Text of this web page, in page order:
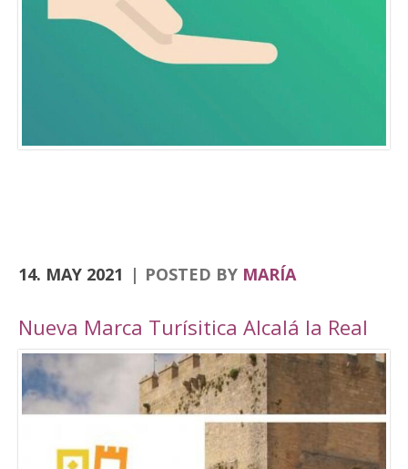
o el yacimiento de Domus Herculana, entre
otros. Incorpora la visita y entrada a la
Fortaleza de la Mota, con su Iglesia Abacial,
el apartado de senderismo, están previstas
14. MAY 2021 POSTED BY MARÍA
Nueva Marca Turísitica Alcalá la Real